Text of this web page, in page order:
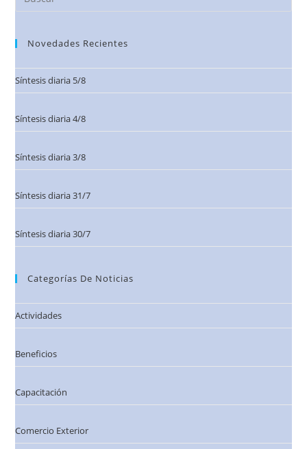
Novedades Recientes
Síntesis diaria 5/8
Síntesis diaria 4/8
Síntesis diaria 3/8
Síntesis diaria 31/7
Síntesis diaria 30/7
Categorías De Noticias
Actividades
Beneficios
Capacitación
Comercio Exterior